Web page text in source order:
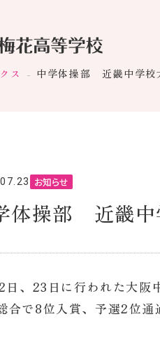
ス 中学体操部 近畿中学校
お知らせ
体操部 近畿中
日、23日に行われた大阪
合で8位入賞、予選2位